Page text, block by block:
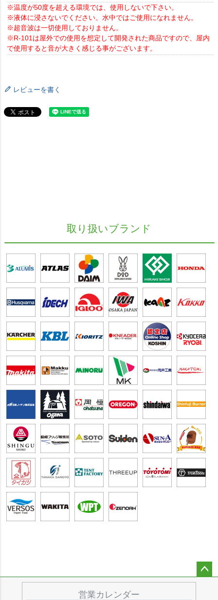
※温度が50度を超える環境では、使用しないで下さい。
※液体に浸さないでください。水中ではご使用になれません。
※超音波は一切使用しておりません。
※R-101は屋外での使用を想定して開発された商品ですので、屋内
で使用すると音が大きく感じる事がございます。
レビューを書く
取り扱いブランド
営業カレンダー